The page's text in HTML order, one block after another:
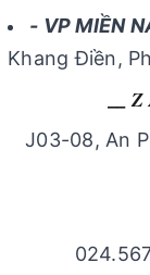
- VP MIỀN
Khang Điền,
__
J03-08, An